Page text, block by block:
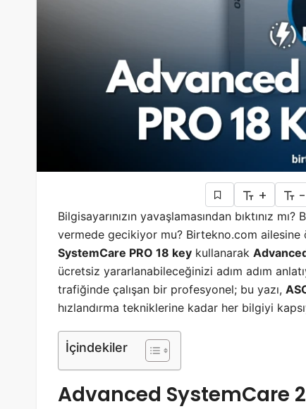
+ -
Bilgisayarınızın yavaşlamasından bıktınız
vermede gecikiyor mu? Birtekno.com ailesine
SystemCare PRO 18 key kullanarak
ücretsiz yararlanabileceğinizi adım adım
trafiğinde çalışan bir profesyonel; bu yazı,
hızlandırma tekniklerine kadar her bilgiyi
İçindekiler
Advanced SystemCare